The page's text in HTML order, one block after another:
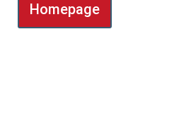
Homepage